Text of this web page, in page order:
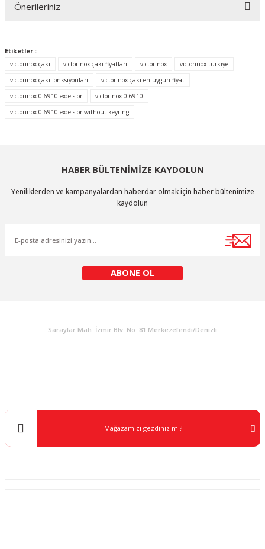
Önerileriniz
yetersiz gördüğünüz noktaları öneri formunu kullanarak tarafımıza
iletebilirsiniz.
Görüş ve önerileriniz için teşekkür ederiz.
Ürün resmi kalitesiz, bozuk veya görüntülenemiyor.
Ürün açıklamasında eksik bilgiler bulunuyor.
Bu ürüne benzer farklı alternatifler olmalı.
Etiketler :
victorinox çakı
victorinox çakı fiyatları victorinox
victorinox türkiye
victorinox çakı fonksiyonları
victorinox çakı en uygun fiyat
victorinox 0.6910 excelsior
victorinox 0.6910
victorinox 0.6910 excelsior without keyring
HABER BÜLTENİMİZE KAYDOLUN
Yeniliklerden ve kampanyalardan haberdar olmak için haber bültenimize
kaydolun
ABONE OL
Saraylar Mah. İzmir Blv. No: 81 Merkezefendi/Denizli
Mağazamızı gezdiniz mi?